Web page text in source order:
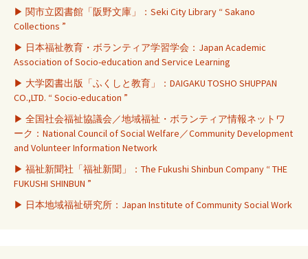
▶ 関市立図書館「阪野文庫」：Seki City Library “ Sakano
Collections ”
▶ 日本福祉教育・ボランティア学習学会：Japan Academic
Association of Socio-education and Service Learning
▶ 大学図書出版「ふくしと教育」：DAIGAKU TOSHO SHUPPAN
CO.,LTD. “ Socio-education ”
▶ 全国社会福祉協議会／地域福祉・ボランティア情報ネットワ
ーク：National Council of Social Welfare／Community Development
and Volunteer Information Network
▶ 福祉新聞社「福祉新聞」：The Fukushi Shinbun Company “ THE
FUKUSHI SHINBUN ”
▶ 日本地域福祉研究所：Japan Institute of Community Social Work